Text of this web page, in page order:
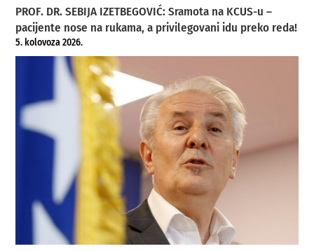
PROF. DR. SEBIJA IZETBEGOVIĆ: Sramota na KCUS-u –
pacijente nose na rukama, a privilegovani idu preko reda!
5. kolovoza 2026.